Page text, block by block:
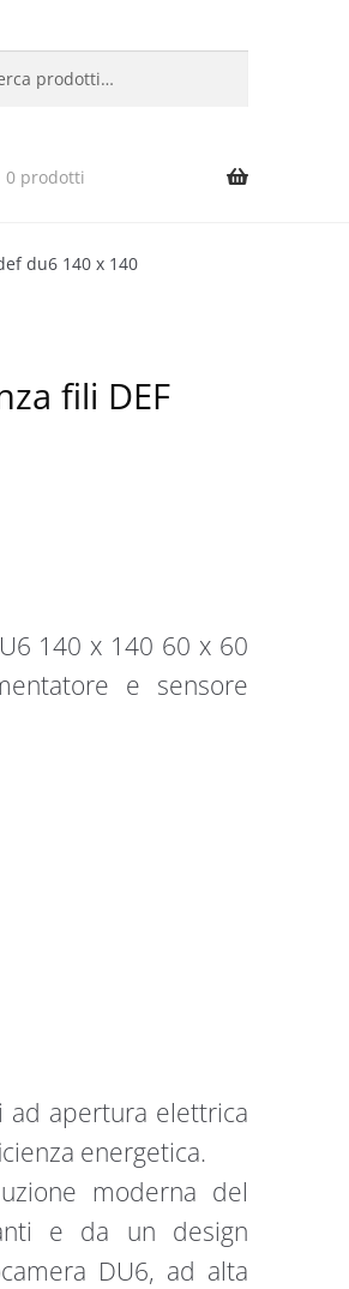
0 prodotti
du6 140 x 140
fili DEF
140 x 140 60 x 60
e sensore
apertura elettrica
energetica.
moderna del
e da un design
DU6, ad alta